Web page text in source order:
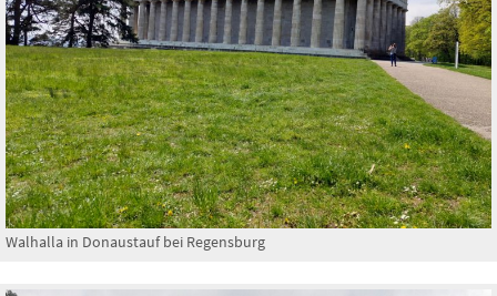
Walhalla in Donaustauf bei Regensburg